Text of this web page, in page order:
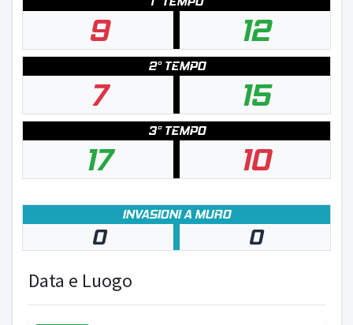
9 12
2° TEMPO
7 15
3° TEMPO
17 10
INVASIONI A MURO
0 0
Data e Luogo